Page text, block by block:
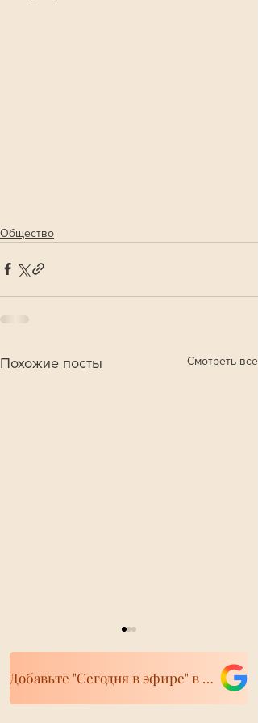
Общество
Похожие посты Смотреть все
Добавьте "Сегодня в эфире" в свои источники